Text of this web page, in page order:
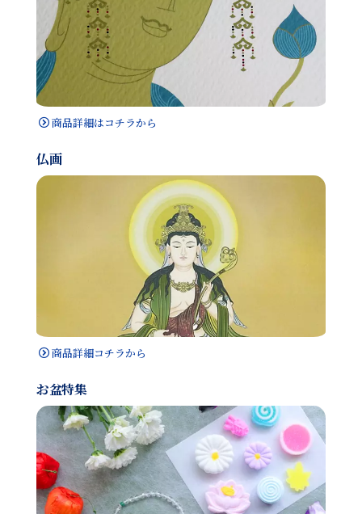
商品詳細はコチラから
仏画
商品詳細コチラから
お盆特集